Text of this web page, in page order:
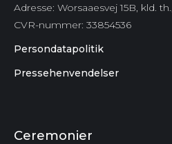
Adresse: Worsaaesvej 15B, kld.
CVR-nummer: 33854536
Persondatapolitik
Pressehenvendelser
Ceremonier